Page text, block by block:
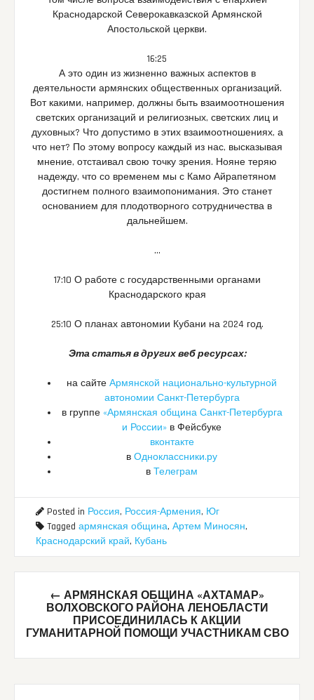
Краснодарской Северокавказской Армянской
Апостольской церкви.
16:25
А это один из жизненно важных аспектов в
деятельности армянских общественных организаций.
Вот какими, например, должны быть взаимоотношения
светских организаций и религиозных, светских лиц и
духовных? Что допустимо в этих взаимоотношениях, а
что нет? По этому вопросу каждый из нас, высказывая
мнение, отстаивал свою точку зрения. Нояне теряю
надежду, что со временем мы с Камо Айрапетяном
достигнем полного взаимопонимания. Это станет
основанием для плодотворного сотрудничества в
дальнейшем.
…
17:10 О работе с государственными органами
Краснодарского края
25:10 О планах автономии Кубани на 2024 год.
Эта статья в других веб ресурсах:
на сайте Армянской национально-культурной
автономии Санкт-Петербурга
в группе «Армянская община Санкт-Петербурга
и России» в Фейсбуке
вконтакте
в Одноклассники.ру
в Телеграм
Posted in Россия, Россия-Армения, Юг
Tagged армянская община, Артем Миносян,
Краснодарский край, Кубань
Post
navigation
← АРМЯНСКАЯ ОБЩИНА «АХТАМАР»
ВОЛХОВСКОГО РАЙОНА ЛЕНОБЛАСТИ
ПРИСОЕДИНИЛАСЬ К АКЦИИ
ГУМАНИТАРНОЙ ПОМОЩИ УЧАСТНИКАМ СВО